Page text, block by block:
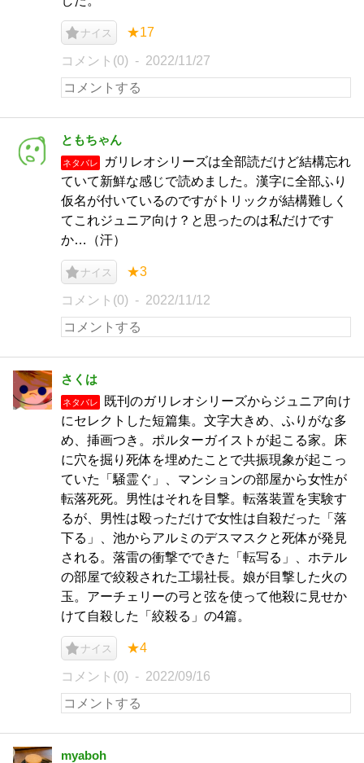
ナイス ★17
コメント(0) 2022/11/27
ともちゃん
ネタバレ
ガリレオシリーズは全部読だけど結構忘れ
ていて新鮮な感じで読めました。漢字に全部ふり
仮名が付いているのですがトリックが結構難しく
てこれジュニア向け？と思ったのは私だけです
か…（汗）
ナイス ★3
コメント(0) 2022/11/12
さくは
ネタバレ
既刊のガリレオシリーズからジュニア向け
にセレクトした短篇集。文字大きめ、ふりがな多
め、挿画つき。ポルターガイストが起こる家。床
に穴を掘り死体を埋めたことで共振現象が起こっ
ていた「騒霊ぐ」、マンションの部屋から女性が
転落死死。男性はそれを目撃。転落装置を実験す
るが、男性は殴っただけで女性は自殺だった「落
下る」、池からアルミのデスマスクと死体が発見
される。落雷の衝撃でできた「転写る」、ホテル
の部屋で絞殺された工場社長。娘が目撃した火の
玉。アーチェリーの弓と弦を使って他殺に見せか
けて自殺した「絞殺る」の4篇。
ナイス ★4
コメント(0) 2022/09/16
myaboh